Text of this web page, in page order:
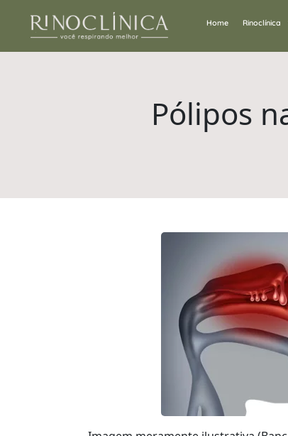
Home Rinoclínica
Pólipos